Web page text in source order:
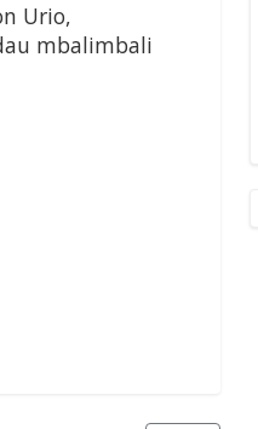
Urio,
mbalimbali